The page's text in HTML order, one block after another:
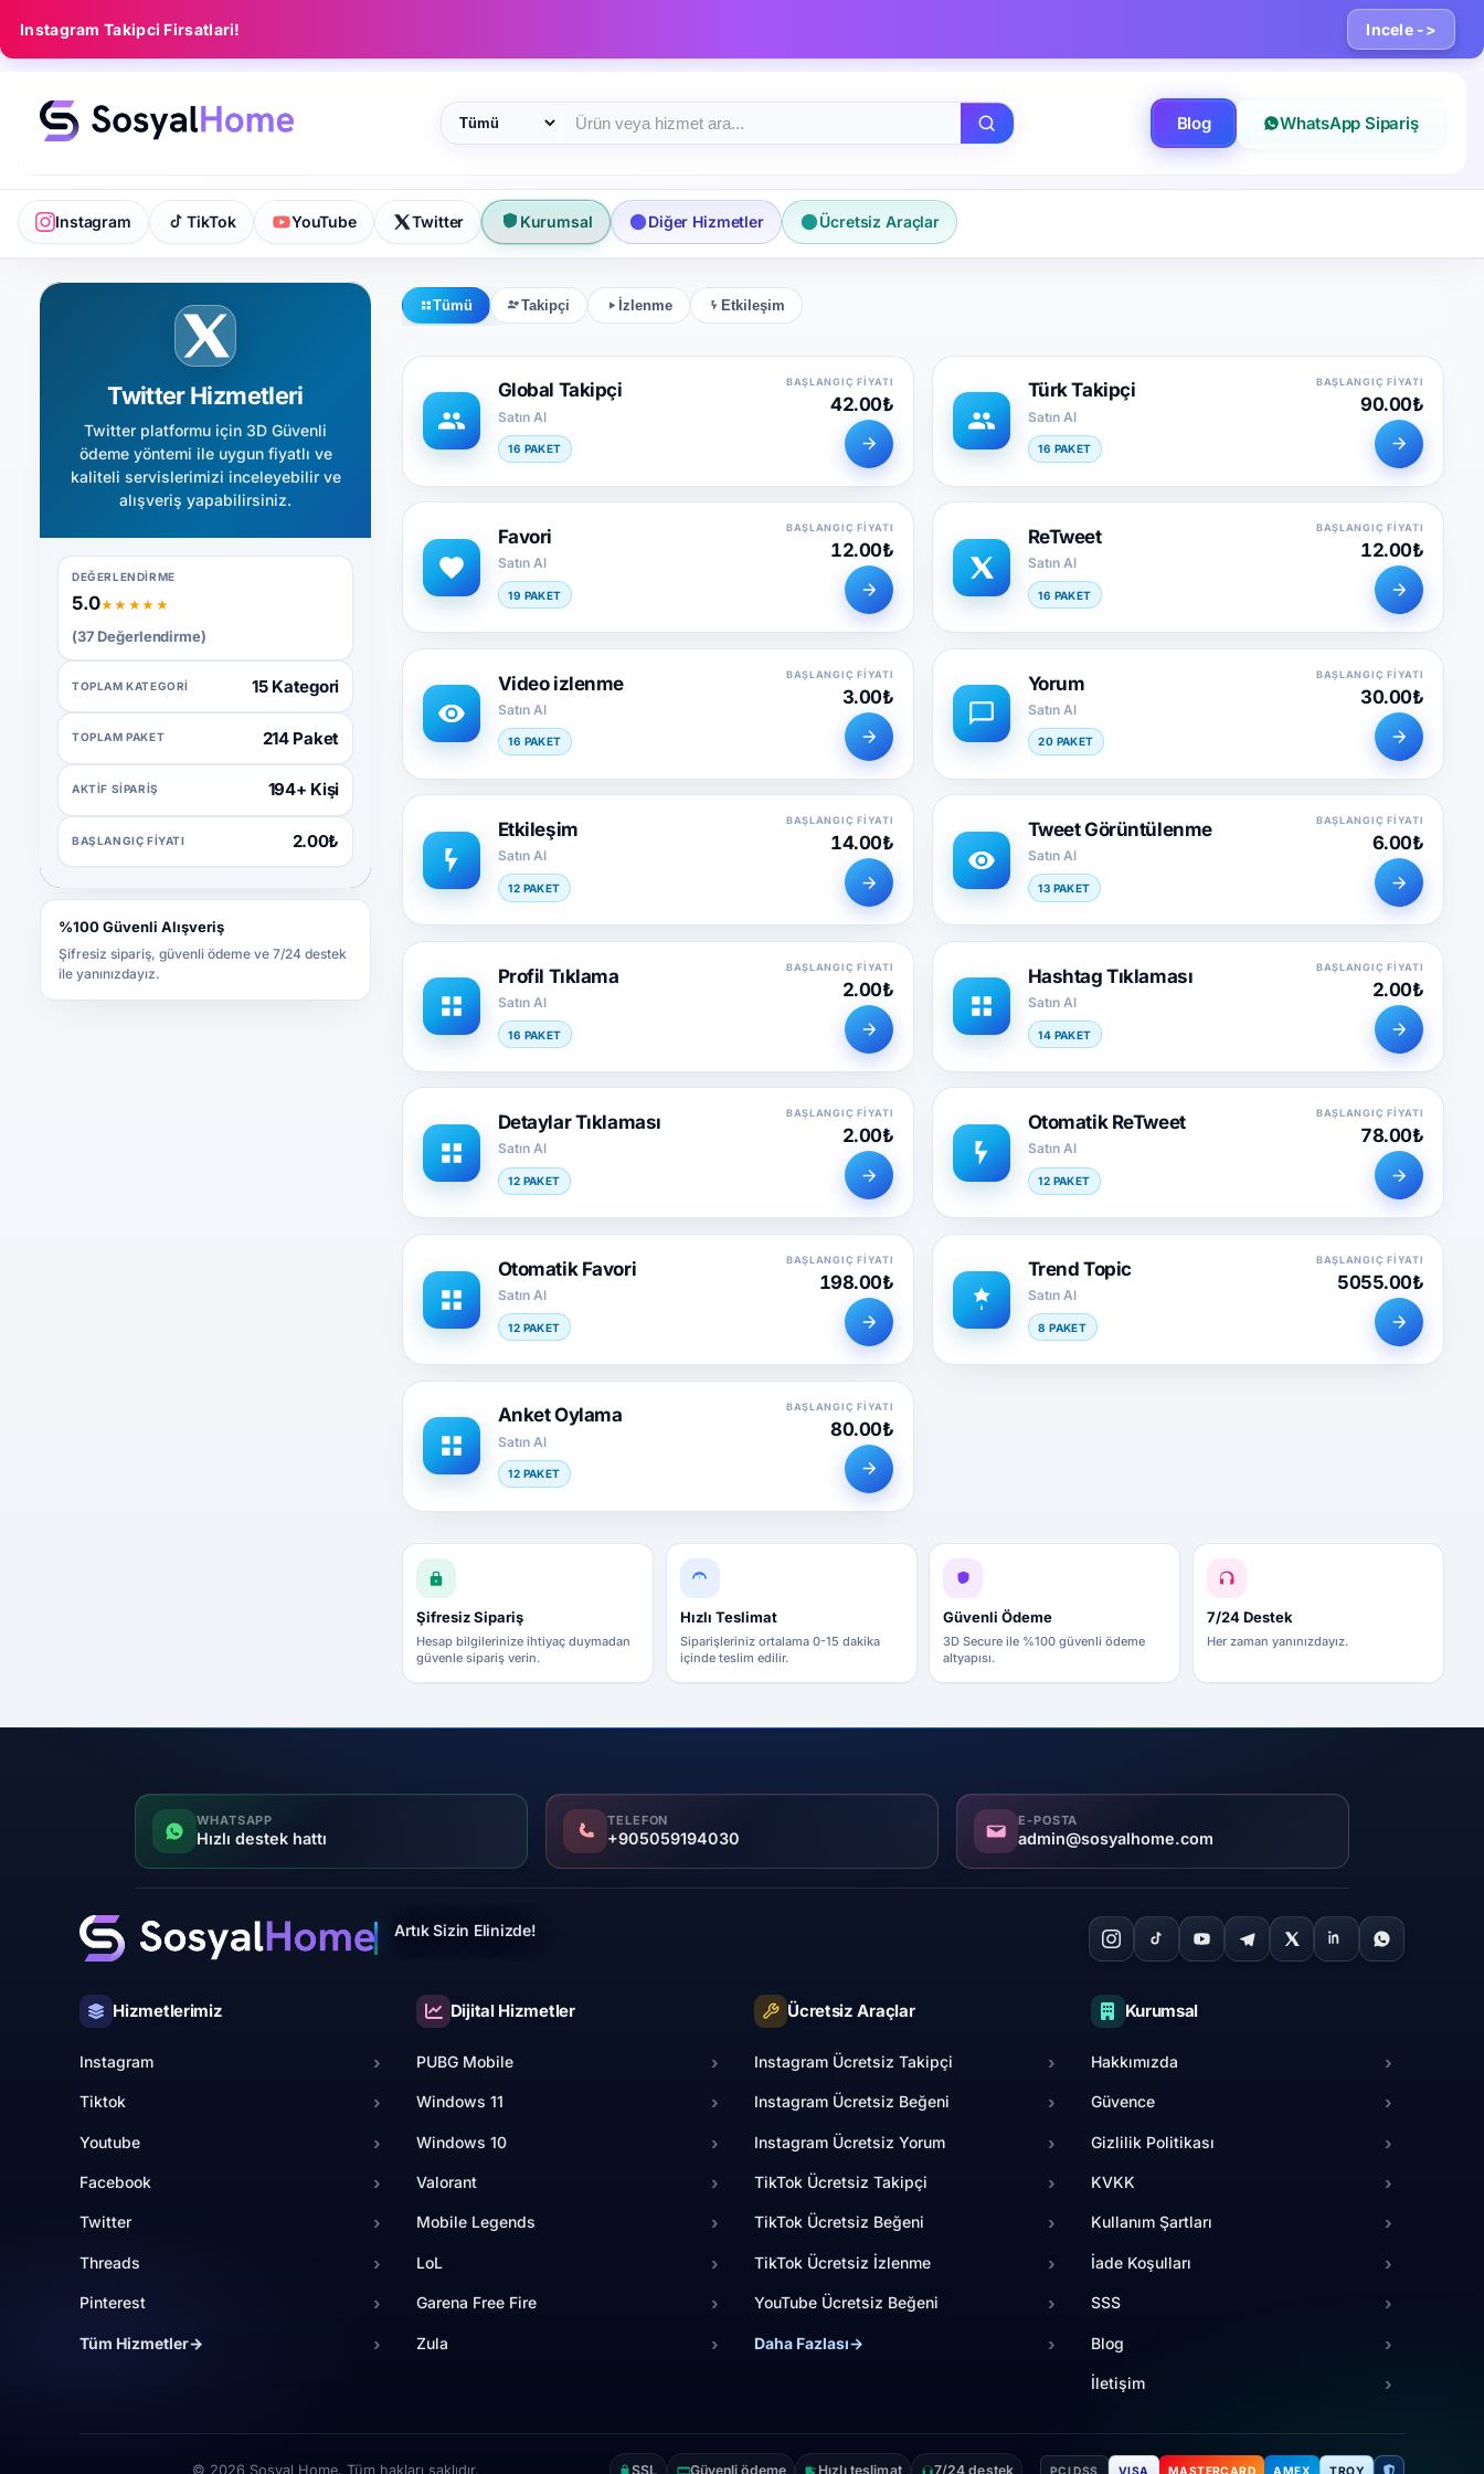
Instagram Takipci Firsatlari! Incele ->
Kategori Blog WhatsApp Sipariş
Instagram TikTok YouTube Twitter Kurumsal Diğer Hizmetler Ücretsiz Araçlar
Twitter Hizmetleri
Twitter platformu için 3D Güvenli
ödeme yöntemi ile uygun fiyatlı ve
kaliteli servislerimizi inceleyebilir ve
alışveriş yapabilirsiniz.
DEĞERLENDIRME
5.0★★★★★
(37 Değerlendirme)
TOPLAM KATEGORI 15 Kategori
TOPLAM PAKET 214 Paket
AKTIF SIPARIŞ 194+ Kişi
BAŞLANGIÇ FIYATI 2.00₺
%100 Güvenli Alışveriş
Şifresiz sipariş, güvenli ödeme ve 7/24 destek
ile yanınızdayız.
Tümü Takipçi İzlenme Etkileşim
Global Takipçi
Satın Al
16 PAKET
BAŞLANGIÇ FIYATI
42.00₺
Türk Takipçi
Satın Al
16 PAKET
BAŞLANGIÇ FIYATI
90.00₺
Favori
Satın Al
19 PAKET
BAŞLANGIÇ FIYATI
12.00₺
ReTweet
Satın Al
16 PAKET
BAŞLANGIÇ FIYATI
12.00₺
Video izlenme
Satın Al
16 PAKET
BAŞLANGIÇ FIYATI
3.00₺
Yorum
Satın Al
20 PAKET
BAŞLANGIÇ FIYATI
30.00₺
Etkileşim
Satın Al
12 PAKET
BAŞLANGIÇ FIYATI
14.00₺
Tweet Görüntülenme
Satın Al
13 PAKET
BAŞLANGIÇ FIYATI
6.00₺
Profil Tıklama
Satın Al
16 PAKET
BAŞLANGIÇ FIYATI
2.00₺
Hashtag Tıklaması
Satın Al
14 PAKET
BAŞLANGIÇ FIYATI
2.00₺
Detaylar Tıklaması
Satın Al
12 PAKET
BAŞLANGIÇ FIYATI
2.00₺
Otomatik ReTweet
Satın Al
12 PAKET
BAŞLANGIÇ FIYATI
78.00₺
Otomatik Favori
Satın Al
12 PAKET
BAŞLANGIÇ FIYATI
198.00₺
Trend Topic
Satın Al
8 PAKET
BAŞLANGIÇ FIYATI
5055.00₺
Anket Oylama
Satın Al
12 PAKET
BAŞLANGIÇ FIYATI
80.00₺
Şifresiz Sipariş
Hesap bilgilerinize ihtiyaç duymadan
güvenle sipariş verin.
Hızlı Teslimat
Siparişleriniz ortalama 0-15 dakika
içinde teslim edilir.
Güvenli Ödeme
3D Secure ile %100 güvenli ödeme
altyapısı.
7/24 Destek
Her zaman yanınızdayız.
WHATSAPP
Hızlı destek hattı
TELEFON
+905059194030
E-POSTA
admin@sosyalhome.com
Artık Sizin Elinizde!
Hizmetlerimiz
Instagram ›
Tiktok ›
Youtube ›
Facebook ›
Twitter ›
Threads ›
Pinterest ›
Spotify ›
›
Tüm Hizmetler→ ›
Dijital Hizmetler
PUBG Mobile ›
Windows 11 ›
Windows 10 ›
Valorant ›
Mobile Legends ›
LoL ›
Garena Free Fire ›
Zula ›
Ücretsiz Araçlar
Instagram Ücretsiz Takipçi ›
Instagram Ücretsiz Beğeni ›
Instagram Ücretsiz Yorum ›
TikTok Ücretsiz Takipçi ›
TikTok Ücretsiz Beğeni ›
TikTok Ücretsiz İzlenme ›
YouTube Ücretsiz Beğeni ›
Daha Fazlası→ ›
Kurumsal
Hakkımızda ›
Güvence ›
Gizlilik Politikası ›
KVKK ›
Kullanım Şartları ›
İade Koşulları ›
SSS ›
Blog ›
İletişim ›
© 2026 Sosyal Home. Tüm hakları saklıdır. SSL Güvenli ödeme Hızlı teslimat 7/24 destek PCI DSS VISA MASTERCARD AMEX TROY